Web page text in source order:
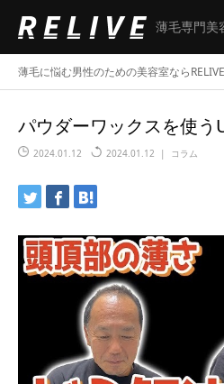
薄毛専門美
薄毛に悩む男性のための美容室ならRELIVE
パウダーワックスを使う
2024.01.12 2024.01.12 コラム